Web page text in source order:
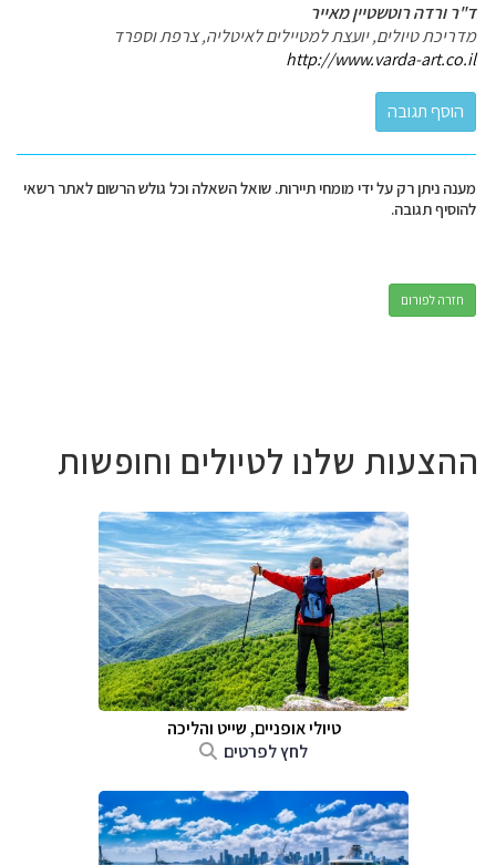
ד"ר ורדה רוטשטיין מאייר
מדריכת טיולים, יועצת למטיילים לאיטליה, צרפת וספרד
http://www.varda-art.co.il
מענה ניתן רק על ידי מומחי תיירות. שואל השאלה וכל גולש הרשום לאתר רשאי
להוסיף תגובה.
חזרה לפורום
ההצעות שלנו לטיולים וחופשות
טיולי אופניים, שייט והליכה
לחץ לפרטים